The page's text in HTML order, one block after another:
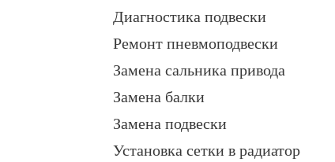
Диагностика подвески
Ремонт пневмоподвески
Замена сальника привода
Замена балки
Замена подвески
Установка сетки в радиатор